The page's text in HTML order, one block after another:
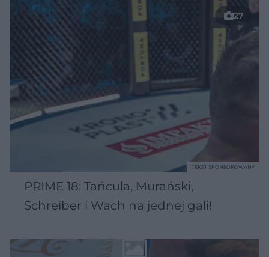
27
PRIME 18: Tańcula, Murański,
Schreiber i Wach na jednej gali!
TEKST SPONSOROWANY